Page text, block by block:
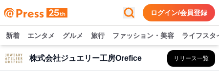
ログイン/会員登録
新着 エンタメ グルメ 旅行 ファッション・美容 ライフスタ
株式会社ジュエリー工房Orefice リリース一覧